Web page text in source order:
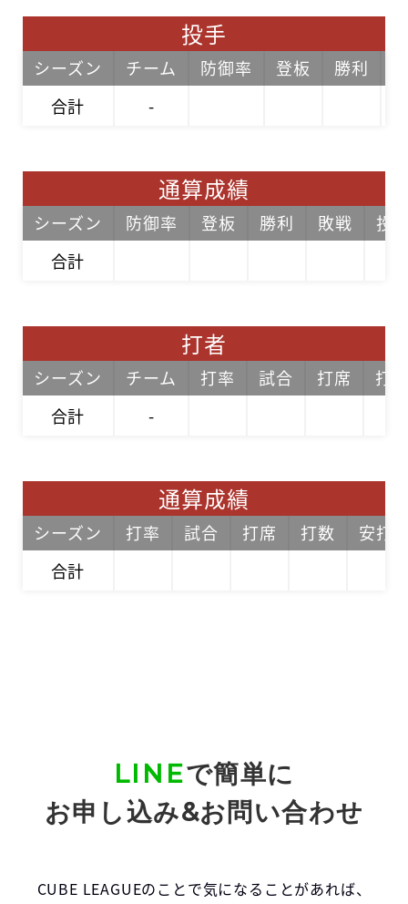
投手
シーズン チーム 防御率 登板 勝利
合計
-
通算成績
シーズン 防御率 登板 勝利 敗戦
投
合計
打者
シーズン チーム 打率 試合 打席
打
合計
-
通算成績
シーズン 打率 試合 打席 打数
安打
合計
LINEで簡単に
お申し込み&お問い合わせ
CUBE LEAGUEのことで気になることがあれば、